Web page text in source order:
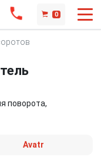
0
поворота,
Avatr